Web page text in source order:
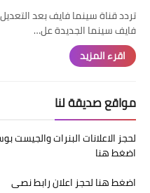
فايف سينما الجديدة عل…
اقرء المزيد
مواقع صديقة لنا
اضغط هنا
اضغط هنا لحجز اعلان رابط نصى